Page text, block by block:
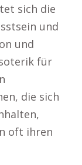
sich die
und
und
für
die sich
oft ihren